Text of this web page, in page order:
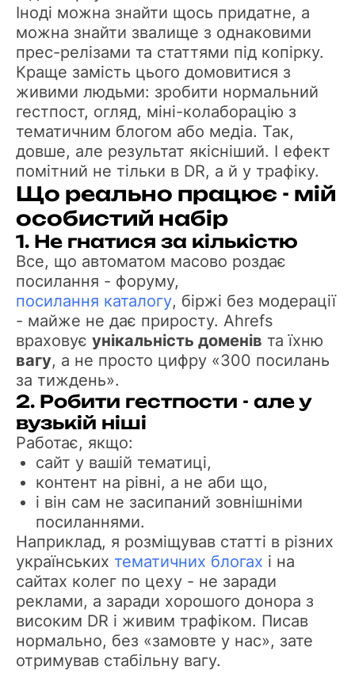
Іноді можна знайти щось придатне, а
можна знайти звалище з однаковими
прес-релізами та статтями під копірку.
Краще замість цього домовитися з
живими людьми: зробити нормальний
гестпост, огляд, міні-колаборацію з
тематичним блогом або медіа. Так,
довше, але результат якісніший. І ефект
помітний не тільки в DR, а й у трафіку.
Що реально працює - мій
особистий набір
1. Не гнатися за кількістю
Все, що автоматом масово роздає
посилання - форуму,
посилання каталогу, біржі без модерації
- майже не дає приросту. Ahrefs
враховує унікальність доменів та їхню
вагу, а не просто цифру «300 посилань
за тиждень».
2. Робити гестпости - але у
вузькій ніші
Работає, якщо:
сайт у вашій тематиці,
контент на рівні, а не аби що,
і він сам не засипаний зовнішніми
посиланнями.
Наприклад, я розміщував статті в різних
українських тематичних блогах і на
сайтах колег по цеху - не заради
реклами, а заради хорошого донора з
високим DR і живим трафіком. Писав
нормально, без «замовте у нас», зате
отримував стабільну вагу.